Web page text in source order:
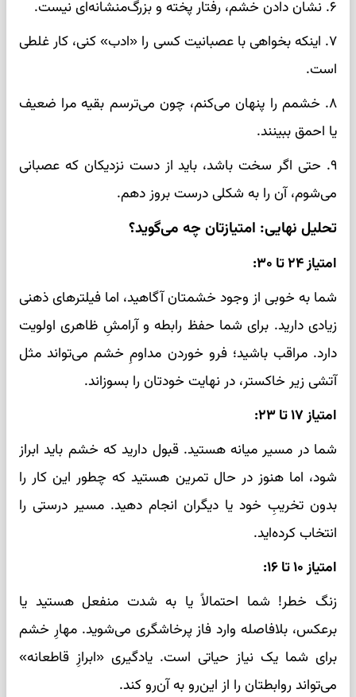
۶. نشان دادن خشم، رفتار پخته و بزرگ‌منشانه‌ای نیست.
۷. اینکه بخواهی با عصبانیت کسی را «ادب» کنی، کار غلطی
است.
۸. خشمم را پنهان می‌کنم، چون می‌ترسم بقیه مرا ضعیف
یا احمق ببینند.
۹. حتی اگر سخت باشد، باید از دست نزدیکان که عصبانی
می‌شوم، آن را به شکلی درست بروز دهم.
تحلیل نهایی: امتیازتان چه می‌گوید؟
امتیاز ۲۴ تا ۳۰:
شما به خوبی از وجود خشمتان آگاهید، اما فیلترهای ذهنی
زیادی دارید. برای شما حفظ رابطه و آرامشِ ظاهری اولویت
دارد. مراقب باشید؛ فرو خوردن مداومِ خشم می‌تواند مثل
آتشی زیر خاکستر، در نهایت خودتان را بسوزاند.
امتیاز ۱۷ تا ۲۳:
شما در مسیر میانه هستید. قبول دارید که خشم باید ابراز
شود، اما هنوز در حال تمرین هستید که چطور این کار را
بدون تخریبِ خود یا دیگران انجام دهید. مسیر درستی را
انتخاب کرده‌اید.
امتیاز ۱۰ تا ۱۶:
زنگ خطر! شما احتمالاً یا به شدت منفعل هستید یا
برعکس، بلافاصله وارد فاز پرخاشگری می‌شوید. مهارِ خشم
برای شما یک نیاز حیاتی است. یادگیری «ابرازِ قاطعانه»
می‌تواند روابطتان را از این‌رو به آن‌رو کند.